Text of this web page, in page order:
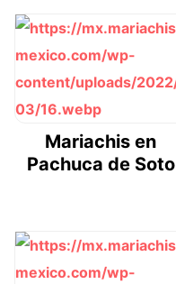
Mariachis en
Pachuca de Soto